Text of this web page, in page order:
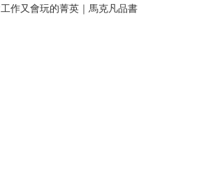
作又會玩的菁英｜馬克凡品書